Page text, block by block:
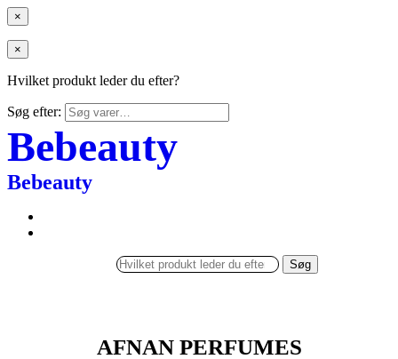
×
×
Hvilket produkt leder du efter?
Søg efter:
Bebeauty
Bebeauty
Søg
AFNAN PERFUMES